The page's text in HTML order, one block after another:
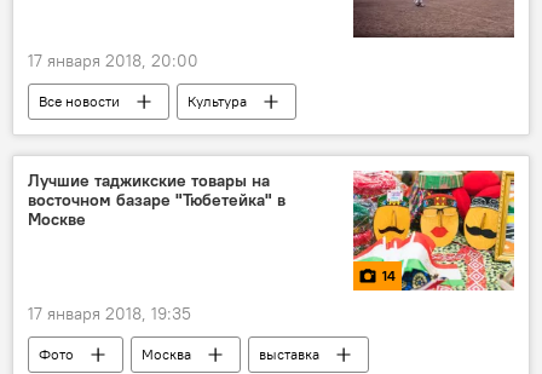
17 января 2018, 20:00
Все новости
Культура
Великобритания
Лучшие таджикские товары на
восточном базаре "Тюбетейка" в
Москве
14
17 января 2018, 19:35
Фото Москва
выставка